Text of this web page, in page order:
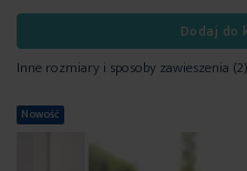
Dodaj do
Inne rozmiary i sposoby zawieszenia (2)
Nowość